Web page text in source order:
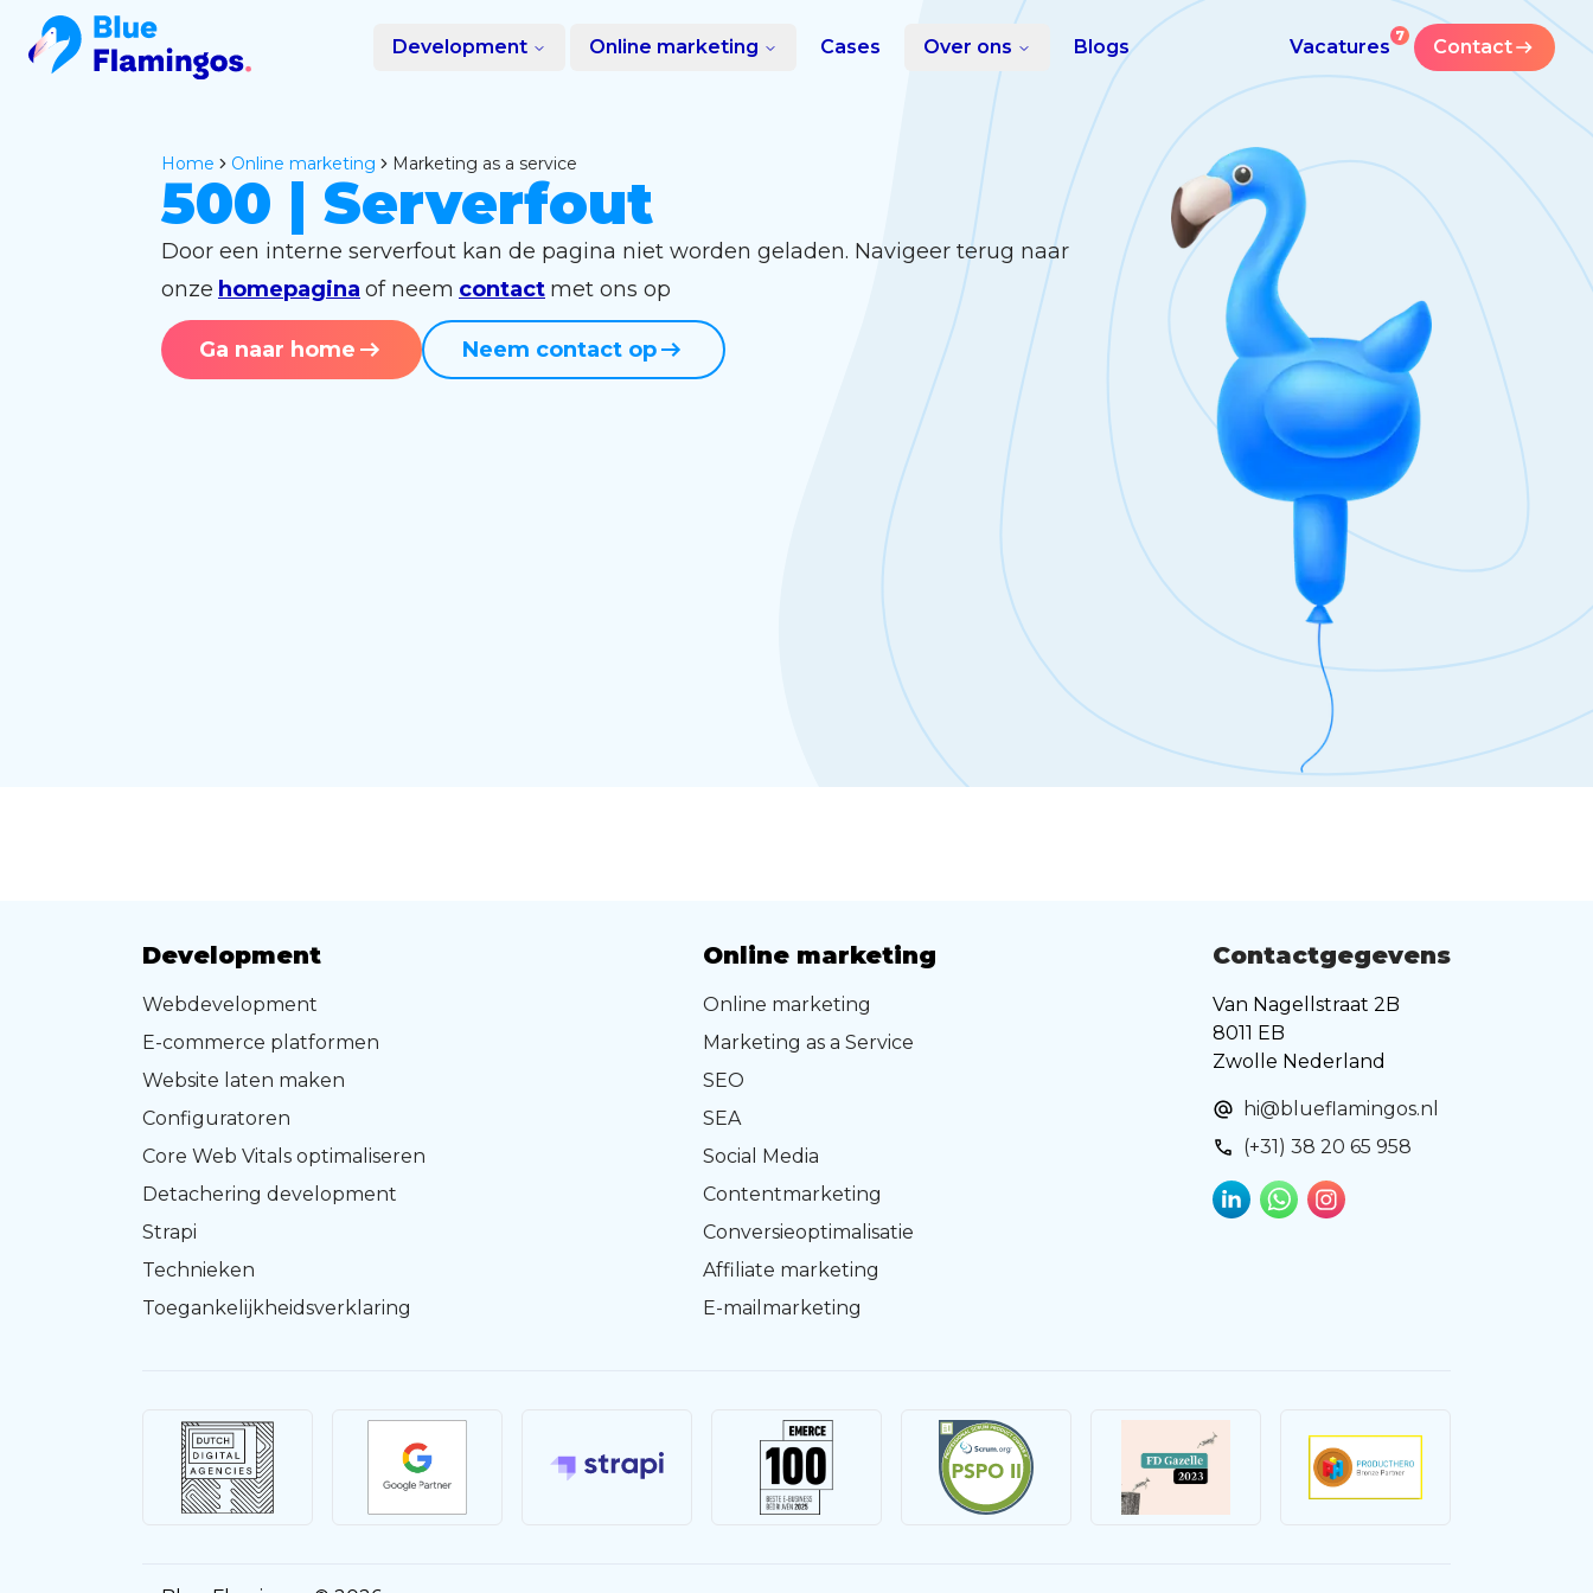
Development Online marketing Cases Over ons Blogs Vacatures
7
Contact
Home online marketing marketing as a service
500 | Serverfout
Door een interne serverfout kan de pagina niet worden geladen. Navigeer terug naar
onze homepagina of neem contact met ons op
Ga naar home Neem contact op
Development
Webdevelopment
E-commerce platformen
Website laten maken
Configuratoren
Core Web Vitals optimaliseren
Detachering development
Strapi
Technieken
Toegankelijkheidsverklaring
Online marketing
Online marketing
Marketing as a Service
SEO
SEA
Social Media
Contentmarketing
Conversieoptimalisatie
Affiliate marketing
E-mailmarketing
Contactgegevens
Van Nagellstraat 2B
8011 EB
Zwolle Nederland
hi@blueflamingos.nl
(+31) 38 20 65 958